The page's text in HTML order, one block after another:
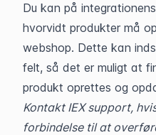
Du kan på
hvorvidt produkter må
webshop. Dette kan
felt, så det er muligt at
produkt oprettes og
Kontakt IEX support,
forbindelse til at